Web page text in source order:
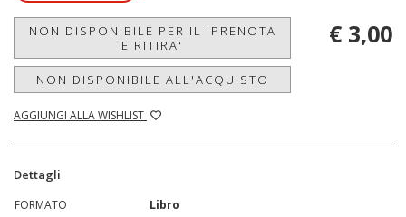
NON DISPONIBILE PER IL 'PRENOTA
E RITIRA'
NON DISPONIBILE ALL'ACQUISTO
AGGIUNGI ALLA WISHLIST
€ 3,00
Dettagli
FORMATO
Libro